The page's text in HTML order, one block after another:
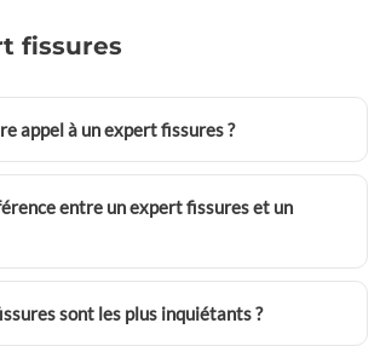
fissures
appel à un expert fissures ?
entre un expert fissures et un
sont les plus inquiétants ?